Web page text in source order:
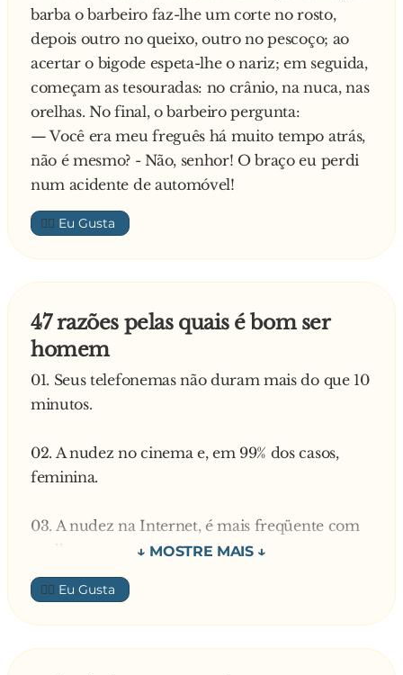
barba o barbeiro faz-lhe um corte no rosto,
depois outro no queixo, outro no pescoço; ao
acertar o bigode espeta-lhe o nariz; em seguida,
começam as tesouradas: no crânio, na nuca, nas
orelhas. No final, o barbeiro pergunta:
— Você era meu freguês há muito tempo atrás,
não é mesmo? - Não, senhor! O braço eu perdi
num acidente de automóvel!
👍🏼
47 razões pelas quais é bom ser
homem
01. Seus telefonemas não duram mais do que 10
minutos.
02. A nudez no cinema e, em 99% dos casos,
feminina.
03. A nudez na Internet, é mais freqüente com
mulheres.
04. Um feriado prolongado requer apenas uma
mochila.
👍🏼